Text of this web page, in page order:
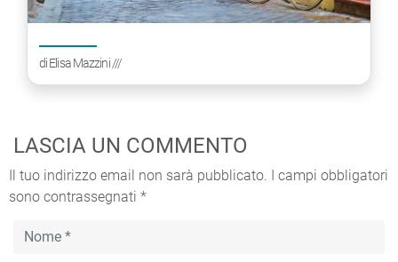
diElisa Mazzini///
LASCIA UN COMMENTO
Il tuo indirizzo email non sarà pubblicato. I campi obbligatori
sono contrassegnati *